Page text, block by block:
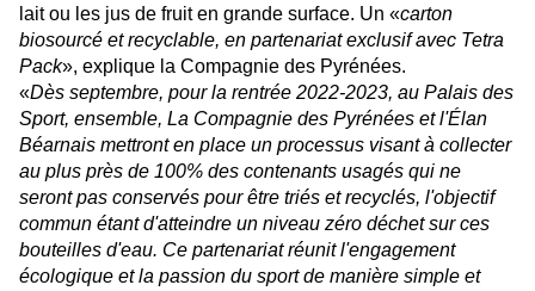
lait ou les jus de fruit en grande surface. Un «carton
biosourcé et recyclable, en partenariat exclusif avec Tetra
Pack», explique la Compagnie des Pyrénées.
«Dès septembre, pour la rentrée 2022-2023, au Palais des
Sport, ensemble, La Compagnie des Pyrénées et l'Élan
Béarnais mettront en place un processus visant à collecter
au plus près de 100% des contenants usagés qui ne
seront pas conservés pour être triés et recyclés, l'objectif
commun étant d'atteindre un niveau zéro déchet sur ces
bouteilles d'eau. Ce partenariat réunit l'engagement
écologique et la passion du sport de manière simple et